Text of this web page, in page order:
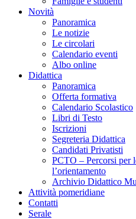
Novità
Panoramica
Le notizie
Le circolari
Calendario eventi
Albo online
Didattica
Panoramica
Offerta formativa
Calendario Scolastico
Libri di Testo
Iscrizioni
Segreteria Didattica
Candidati Privatisti
PCTO – Percorsi per
l’orientamento
Archivio Didattico
Attività pomeridiane
Contatti
Serale